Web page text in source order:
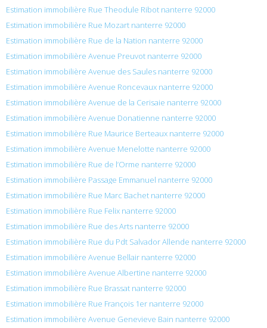
Estimation immobilière Rue Theodule Ribot nanterre 92000
Estimation immobilière Rue Mozart nanterre 92000
Estimation immobilière Rue de la Nation nanterre 92000
Estimation immobilière Avenue Preuvot nanterre 92000
Estimation immobilière Avenue des Saules nanterre 92000
Estimation immobilière Avenue Roncevaux nanterre 92000
Estimation immobilière Avenue de la Cerisaie nanterre 92000
Estimation immobilière Avenue Donatienne nanterre 92000
Estimation immobilière Rue Maurice Berteaux nanterre 92000
Estimation immobilière Avenue Menelotte nanterre 92000
Estimation immobilière Rue de l’Orme nanterre 92000
Estimation immobilière Passage Emmanuel nanterre 92000
Estimation immobilière Rue Marc Bachet nanterre 92000
Estimation immobilière Rue Felix nanterre 92000
Estimation immobilière Rue des Arts nanterre 92000
Estimation immobilière Rue du Pdt Salvador Allende nanterre 92000
Estimation immobilière Avenue Bellair nanterre 92000
Estimation immobilière Avenue Albertine nanterre 92000
Estimation immobilière Rue Brassat nanterre 92000
Estimation immobilière Rue François 1er nanterre 92000
Estimation immobilière Avenue Genevieve Bain nanterre 92000